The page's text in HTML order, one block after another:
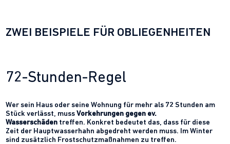
ZWEI BEISPIELE FÜR OBLIEGENHEITEN
72-Stunden-Regel
Wer sein Haus oder seine Wohnung für mehr als 72 Stunden am
Stück verlässt, mussVorkehrungen gegen ev.
Wasserschäden treffen. Konkret bedeutet das, dass für diese
Zeit der Hauptwasserhahn abgedreht werden muss. Im Winter
sind zusätzlich Frostschutzmaßnahmen zu treffen.